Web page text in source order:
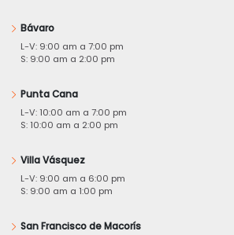
Bávaro
L-V: 9:00 am a 7:00 pm
S: 9:00 am a 2:00 pm
Punta Cana
L-V: 10:00 am a 7:00 pm
S: 10:00 am a 2:00 pm
Villa Vásquez
L-V: 9:00 am a 6:00 pm
S: 9:00 am a 1:00 pm
San Francisco de Macorís